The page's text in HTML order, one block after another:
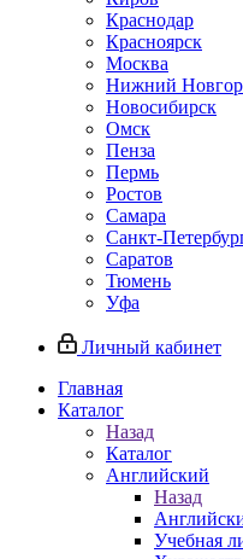
Краснодар
Красноярск
Москва
Нижний
Новосибирск
Омск
Пенза
Пермь
Ростов
Самара
Санкт-
Саратов
Тюмень
Уфа
Личный кабинет
Главная
Каталог
Назад
Каталог
Английский
Назад
Учебная